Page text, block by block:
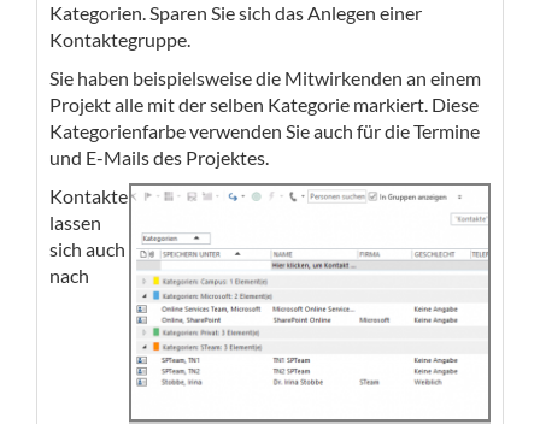
Kategorien. Sparen Sie sich das Anlegen einer
Kontaktegruppe.
Sie haben beispielsweise die Mitwirkenden an einem
Projekt alle mit der selben Kategorie markiert. Diese
Kategorienfarbe verwenden Sie auch für die Termine
und E-Mails des Projektes.
Kontakte
lassen
sich auch
nach